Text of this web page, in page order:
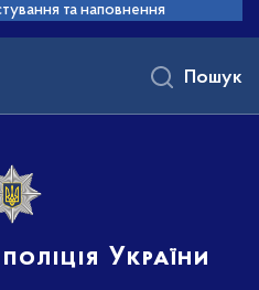
та наповнення
України
Пошук